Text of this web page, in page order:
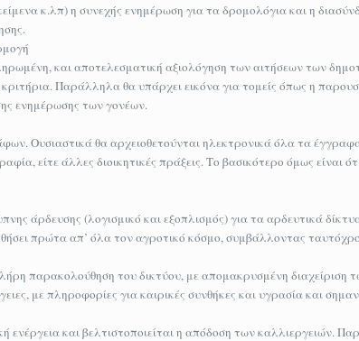
κ.λπ) η συνεχής ενημέρωση για τα δρομολόγια και η
και αποτελεσματική αξιολόγηση των αιτήσεων των
Παράλληλα θα υπάρχει εικόνα για τομείς όπως η
ενημέρωσης των γονέων.
Ουσιαστικά θα αρχειοθετούνται ηλεκτρονικά όλα τα
είτε άλλες διοικητικές πράξεις. Το βασικότερο όμως είναι
άρδευσης (λογισμικό και εξοπλισμός) για τα αρδευτικά
πρώτα απ’ όλα τον αγροτικό κόσμο, συμβάλλοντας
παρακολούθηση του δικτύου, με απομακρυσμένη διαχείριση
με πληροφορίες για καιρικές συνθήκες και υγρασία και
ενέργεια και βελτιστοποιείται η απόδοση των καλλιεργειών.